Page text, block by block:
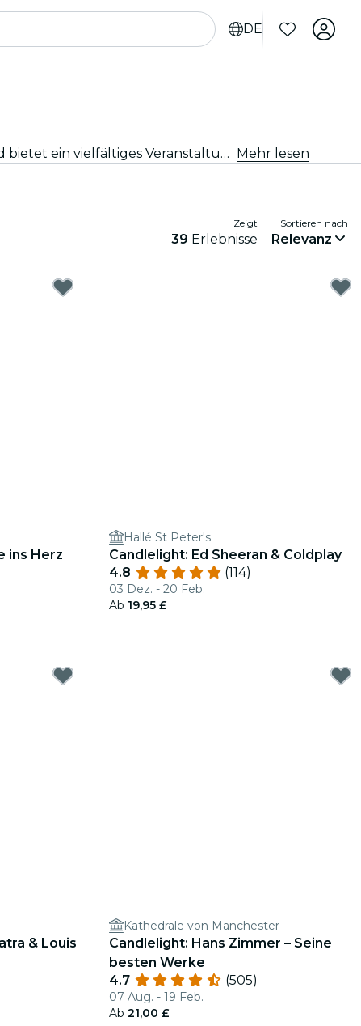
DE
Von intimen Locations bis hin zu den ikonischsten Konzertsälen der Stadt, Manchester pulsiert mit der Musik und bietet ein vielfältiges Veranstaltungsangebot für jeden Geschmack und Stil. Mehr lesen
Zeigt
39 Erlebnisse
Sortieren nach
Relevanz
ins Herz
Hallé St Peter's
Candlelight: Ed Sheeran & Coldplay
4.8
(114)
03 Dez. - 20 Feb.
Ab 19,95 £
& Louis
Kathedrale von Manchester
Candlelight: Hans Zimmer – Seine
besten Werke
4.7
(505)
07 Aug. - 19 Feb.
Ab 21,00 £